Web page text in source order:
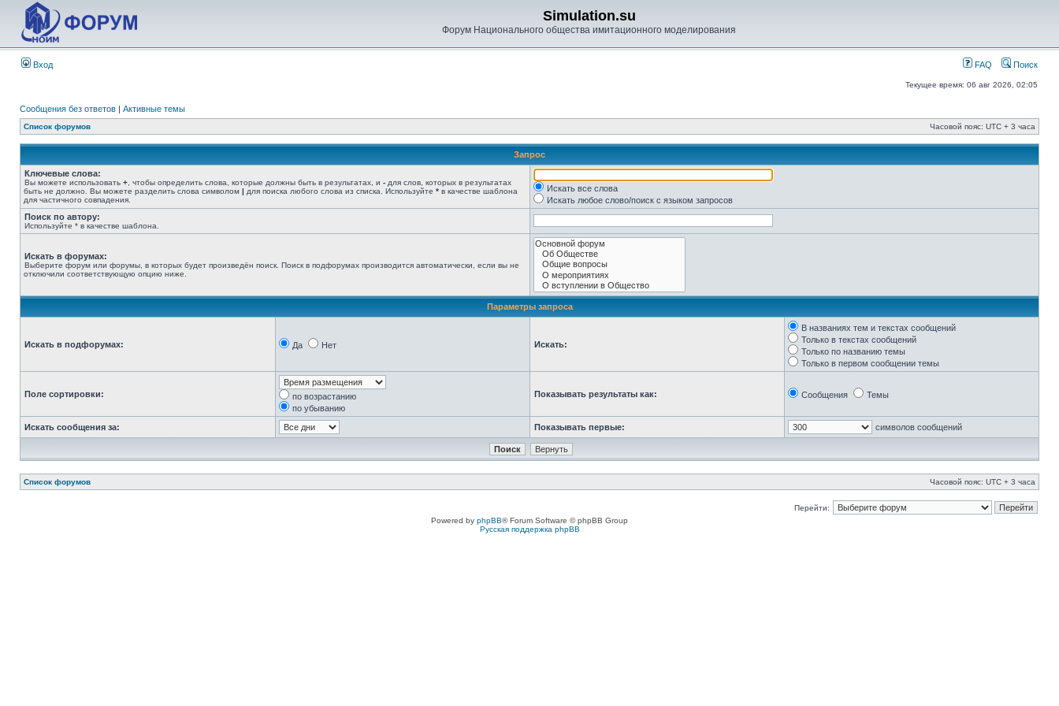
Simulation.su
Форум Национального общества имитационного моделирования
Вход FAQ Поиск
Текущее время: 06 авг 2026, 02:05
Сообщения без ответов | Активные темы
Список форумов Часовой пояс: UTC + 3 часа
Запрос
Ключевые слова:
Вы можете использовать + , чтобы определить слова, которые должны быть в результатах, и - для слов, которых в результатах
быть не должно. Вы можете разделить слова символом | для поиска любого слова из списка. Используйте * в качестве шаблона
для частичного совпадения.
Искать все слова
Искать любое слово/поиск с языком запросов
Поиск по автору:
Используйте * в качестве шаблона.
Искать в форумах:
Выберите форум или форумы, в которых будет произведён поиск. Поиск в подфорумах производится автоматически, если вы не
отключили соответствующую опцию ниже.
Параметры запроса
Искать в подфорумах: Да Нет Искать:
В названиях тем и текстах сообщений
Только в текстах сообщений
Только по названию темы
Только в первом сообщении темы
Поле сортировки:
по возрастанию
по убыванию
Показывать результаты как: Сообщения Темы
Искать сообщения за: Показывать первые: символов сообщений
Список форумов Часовой пояс: UTC + 3 часа
Перейти:
Powered by phpBB® Forum Software © phpBB Group
Русская поддержка phpBB